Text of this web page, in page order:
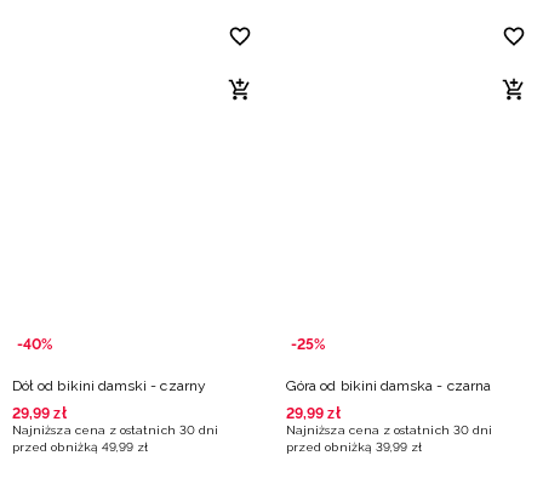
-40%
Dół od bikini damski - czarny
29,99 zł
Najniższa cena z ostatnich 30 dni
przed obniżką 49,99 zł
-25%
Góra od bikini damska - czarna
29,99 zł
Najniższa cena z ostatnich 30 dni
przed obniżką 39,99 zł